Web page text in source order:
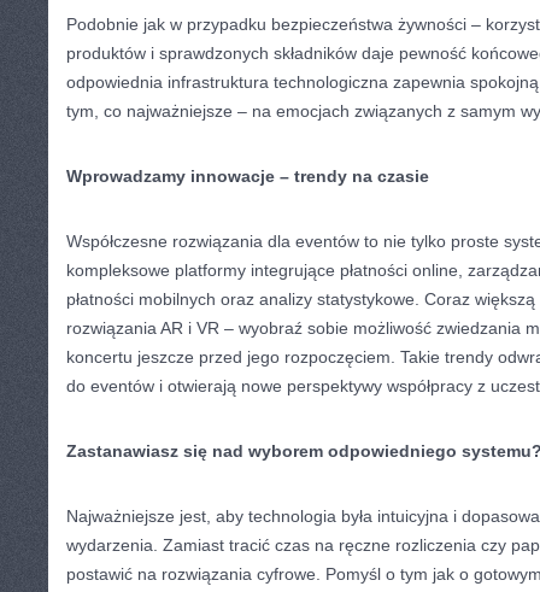
Podobnie jak w przypadku bezpieczeństwa żywności –
produktów i sprawdzonych składników daje pewność
odpowiednia infrastruktura technologiczna zapewnia
tym, co najważniejsze – na emocjach związanych z samym
Wprowadzamy innowacje – trendy na czasie
Współczesne rozwiązania dla eventów to nie tylko proste
kompleksowe platformy integrujące płatności online,
płatności mobilnych oraz analizy statystykowe. Coraz
rozwiązania AR i VR – wyobraź sobie możliwość zwiedzania
koncertu jeszcze przed jego rozpoczęciem. Takie trendy
do eventów i otwierają nowe perspektywy współpracy z
Zastanawiasz się nad wyborem odpowiedniego
Najważniejsze jest, aby technologia była intuicyjna i
wydarzenia. Zamiast tracić czas na ręczne rozliczenia czy
postawić na rozwiązania cyfrowe. Pomyśl o tym jak o